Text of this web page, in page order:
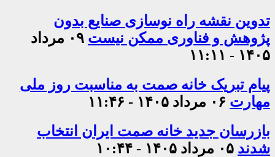
تدوین نقشه راه نوسازی صنایع بدون
پژوهش و فناوری ممکن نیست
۰۹ مرداد
۱۴۰۵ - ۱۱:۱۱
پیام تبریک خانه صمت به مناسبت روز ملی
مهارت ۰۶ مرداد ۱۴۰۵ - ۱۱:۴۶
بازرسان جدید خانه صمت ایران انتخاب
شدند ۰۵ مرداد ۱۴۰۵ - ۱۰:۴۴